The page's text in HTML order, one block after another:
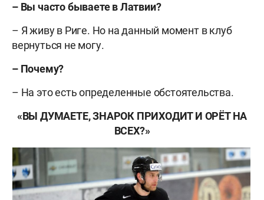
– Вы часто бываете в Латвии?
– Я живу в Риге. Но на данный момент в клуб
вернуться не могу.
– Почему?
– На это есть определенные обстоятельства.
«ВЫ ДУМАЕТЕ, ЗНАРОК ПРИХОДИТ И ОРЁТ НА
ВСЕХ?»